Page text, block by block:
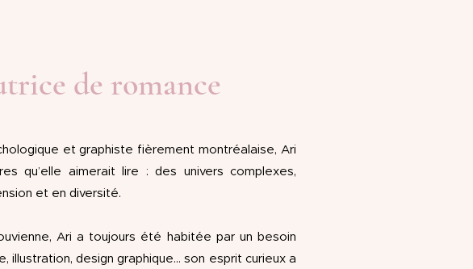
de romance
et graphiste fièrement montréalaise, Ari
qu’elle aimerait lire : des univers complexes,
et en diversité.
Ari a toujours été habitée par un besoin
illustration, design graphique... son esprit curieux a